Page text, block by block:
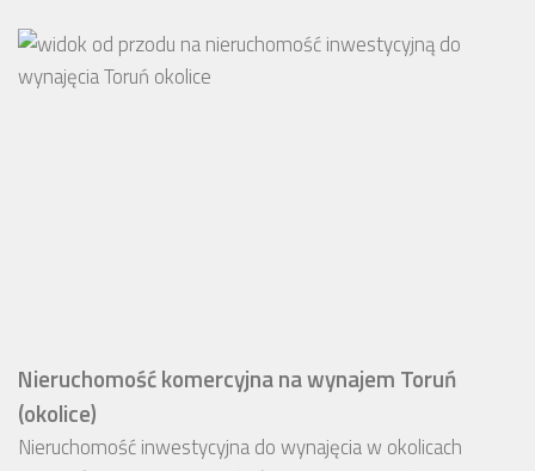
Nieruchomość komercyjna na wynajem Toruń
(okolice)
Nieruchomość inwestycyjna do wynajęcia w okolicach